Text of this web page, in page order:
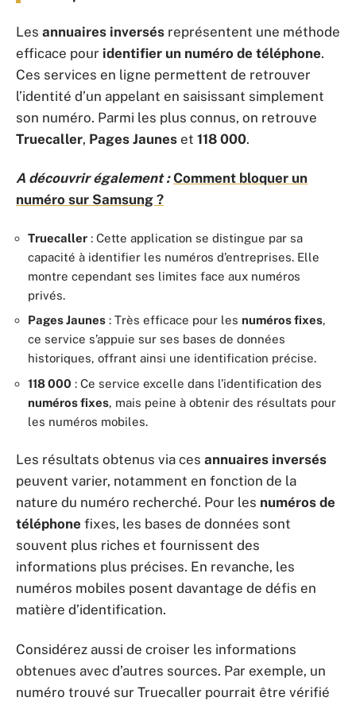
Les annuaires inversés représentent une méthode
efficace pour identifier un numéro de téléphone.
Ces services en ligne permettent de retrouver
l’identité d’un appelant en saisissant simplement
son numéro. Parmi les plus connus, on retrouve
Truecaller, Pages Jaunes et 118 000.
A découvrir également : Comment bloquer un
numéro sur Samsung ?
Truecaller : Cette application se distingue par sa
capacité à identifier les numéros d’entreprises. Elle
montre cependant ses limites face aux numéros
privés.
Pages Jaunes : Très efficace pour les numéros fixes,
ce service s’appuie sur ses bases de données
historiques, offrant ainsi une identification précise.
118 000 : Ce service excelle dans l’identification des
numéros fixes, mais peine à obtenir des résultats pour
les numéros mobiles.
Les résultats obtenus via ces annuaires inversés
peuvent varier, notamment en fonction de la
nature du numéro recherché. Pour les numéros de
téléphone fixes, les bases de données sont
souvent plus riches et fournissent des
informations plus précises. En revanche, les
numéros mobiles posent davantage de défis en
matière d’identification.
Considérez aussi de croiser les informations
obtenues avec d’autres sources. Par exemple, un
numéro trouvé sur Truecaller pourrait être vérifié